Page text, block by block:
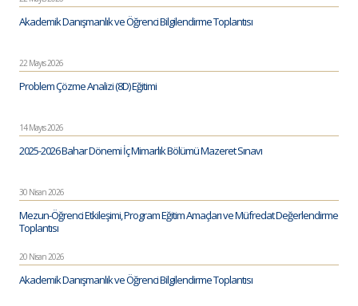
Akademik Danışmanlık ve Öğrenci Bilgilendirme Toplantısı
22 Mayıs 2026
Problem Çözme Analizi (8D) Eğitimi
14 Mayıs 2026
2025-2026 Bahar Dönemi İç Mimarlık Bölümü Mazeret Sınavı
30 Nisan 2026
Mezun-Öğrenci Etkileşimi, Program Eğitim Amaçları ve Müfredat Değerlendirme
Toplantısı
20 Nisan 2026
Akademik Danışmanlık ve Öğrenci Bilgilendirme Toplantısı